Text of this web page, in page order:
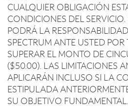
CUALQUIER OBLIGACIÓN
CONDICIONES DEL
PODRÁ LA
SPECTRUM ANTE USTED
SUPERAR EL MONTO DE
($50.00). LAS LIMITACIONES
APLICARÁN INCLUSO SI LA
ESTIPULADA
SU OBJETIVO FUNDAMENTAL.